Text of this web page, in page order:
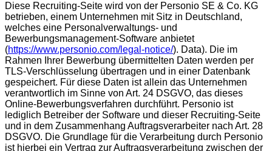
Diese Recruiting-Seite wird von der Personio SE & Co. KG
betrieben, einem Unternehmen mit Sitz in Deutschland,
welches eine Personalverwaltungs- und
Bewerbungsmanagement-Software anbietet
(https://www.personio.com/legal-notice/). Data). Die im
Rahmen Ihrer Bewerbung übermittelten Daten werden per
TLS-Verschlüsselung übertragen und in einer Datenbank
gespeichert. Für diese Daten ist allein das Unternehmen
verantwortlich im Sinne von Art. 24 DSGVO, das dieses
Online-Bewerbungsverfahren durchführt. Personio ist
lediglich Betreiber der Software und dieser Recruiting-Seite
und in dem Zusammenhang Auftragsverarbeiter nach Art. 28
DSGVO. Die Grundlage für die Verarbeitung durch Personio
ist hierbei ein Vertrag zur Auftragsverarbeitung zwischen der